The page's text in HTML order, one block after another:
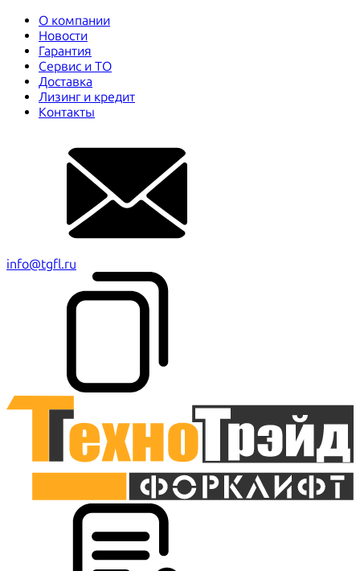
О компании
Новости
Гарантия
Сервис и ТО
Доставка
Лизинг и кредит
Контакты
info@tgfl.ru